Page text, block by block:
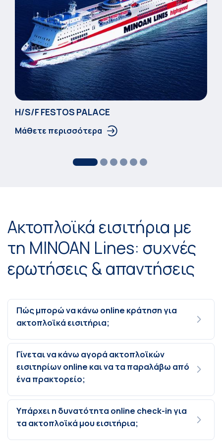
Η/S/F FESTOS PALACΕ
Μάθετε περισσότερα
Ακτοπλοϊκά εισιτήρια με
τη MINOAN Lines: συχνές
ερωτήσεις & απαντήσεις
Πώς μπορώ να κάνω online κράτηση για
ακτοπλοϊκά εισιτήρια;
Γίνεται να κάνω αγορά ακτοπλοϊκών
εισιτηρίων online και να τα παραλάβω από
ένα πρακτορείο;
Υπάρχει η δυνατότητα online check-in για
τα ακτοπλοϊκά μου εισιτήρια;